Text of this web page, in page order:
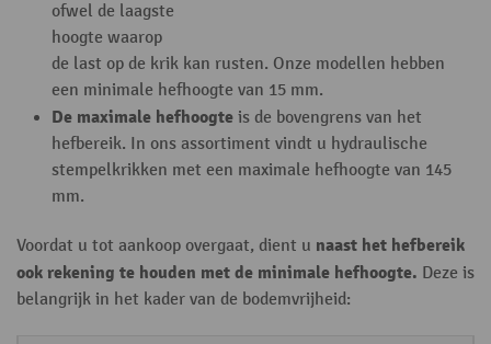
ofwel de laagste
hoogte waarop
de last op de krik kan rusten. Onze modellen hebben
een minimale hefhoogte van 15 mm.
De maximale hefhoogte is de bovengrens van het
hefbereik. In ons assortiment vindt u hydraulische
stempelkrikken met een maximale hefhoogte van 145
mm.
Voordat u tot aankoop overgaat, dient u naast het hefbereik
ook rekening te houden met de minimale hefhoogte. Deze is
belangrijk in het kader van de bodemvrijheid: